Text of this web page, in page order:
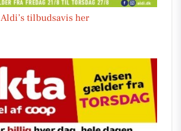
Aldi’s tilbudsavis her